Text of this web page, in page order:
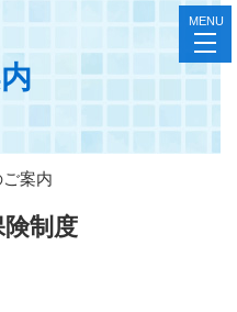
案内
制度
MENU